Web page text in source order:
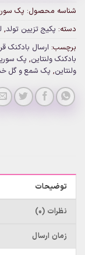
شناسه محصول: پک
دسته: پکیج تزیین تولد,
برچسب: ارسال بادکنک
بادکنک ولنتاین, پک
ولنتاین, پک شمع و گل
توضیحات
نظرات (0)
زمان ارسال